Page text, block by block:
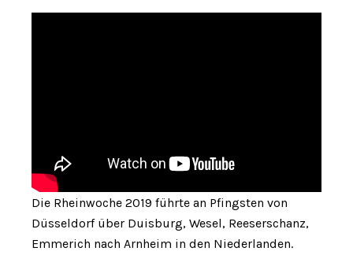
Die Rheinwoche 2019 führte an Pfingsten von
Düsseldorf über Duisburg, Wesel, Reeserschanz,
Emmerich nach Arnheim in den Niederlanden.